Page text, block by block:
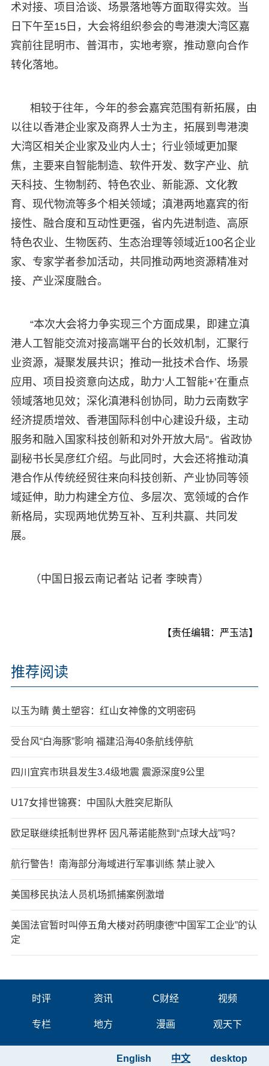
术对接、项目洽谈、场景落地等方面取得实效。当
日下午至15日，大会将组织参会的粤港澳大湾区嘉
宾前往昆明市、普洱市，实地考察，推动意向合作
转化落地。
相较于往年，今年的参会嘉宾范围有新拓展，由
以往以香港企业家及商界人士为主，拓展到粤港澳
大湾区相关企业家及业内人士；行业领域更加聚
焦，主要来自智能制造、软件开发、数字产业、航
天科技、生物制药、特色农业、新能源、文化教
育、现代物流等多个相关领域；滇港两地嘉宾的衔
接性、融合度和互动性更强，省内先进制造、高原
特色农业、生物医药、生态治理等领域近100名企业
家、专家学者参加活动，共同推动两地资源精准对
接、产业深度融合。
“本次大会将力争实现三个方面成果，即建立滇
港人工智能交流对接高端平台的长效机制，汇聚行
业资源，凝聚发展共识；推动一批技术合作、场景
应用、项目投资意向达成，助力‘人工智能+’在重点
领域落地见效；深化滇港科创协同，助力云南数字
经济提质增效、香港国际科创中心建设升级，主动
服务和融入国家科技创新和对外开放大局”。省政协
副秘书长吴彦红介绍。与此同时，大会还将推动滇
港合作从传统经贸往来向科技创新、产业协同等领
域延伸，助力构建全方位、多层次、宽领域的合作
新格局，实现两地优势互补、互利共赢、共同发
展。
（中国日报云南记者站 记者 李映青）
【责任编辑：严玉洁】
推荐阅读
以玉为睛 黄土塑容：红山女神像的文明密码
受台风“白海豚”影响 福建沿海40条航线停航
四川宜宾市珙县发生3.4级地震 震源深度9公里
U17女排世锦赛：中国队大胜突尼斯队
欧足联继续抵制世界杯 因凡蒂诺能熬到“点球大战”吗？
航行警告！南海部分海域进行军事训练 禁止驶入
美国移民执法人员机场抓捕案例激增
美国法官暂时叫停五角大楼对药明康德“中国军工企业”的认
定
时评 资讯 C财经 视频
专栏 地方 漫画 观天下
desktop
中文
English